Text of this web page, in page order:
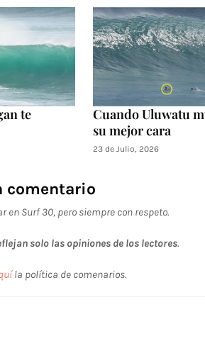
te
Cuando Uluwatu
su mejor cara
23 de Julio, 2026
comentario
en Surf 30, pero siempre con respeto.
solo las opiniones de los lectores.
la política de comenarios.